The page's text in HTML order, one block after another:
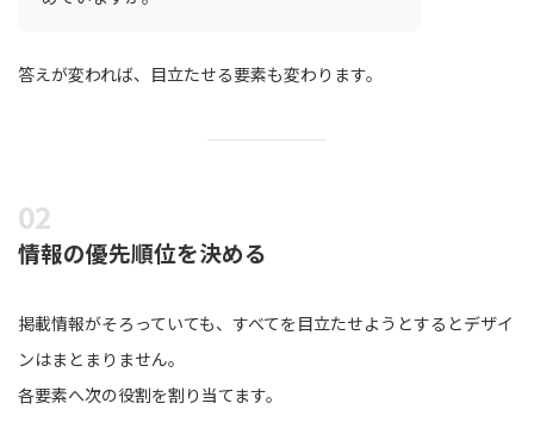
答えが変われば、目立たせる要素も変わります。
情報の優先順位を決める
掲載情報がそろっていても、すべてを目立たせようとするとデザイ
ンはまとまりません。
各要素へ次の役割を割り当てます。